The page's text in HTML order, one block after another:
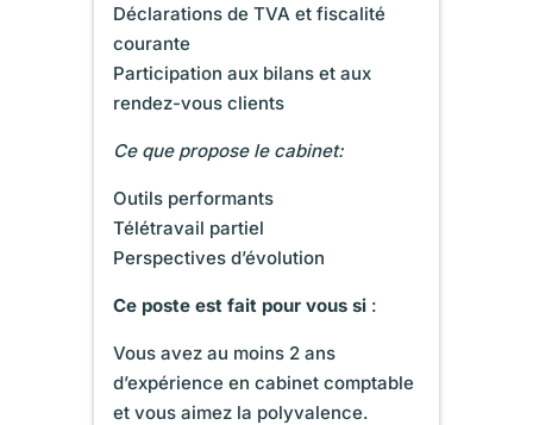
Déclarations de TVA et fiscalité
courante
Participation aux bilans et aux
rendez-vous clients
Ce que propose le cabinet:
Outils performants
Télétravail partiel
Perspectives d’évolution
Ce poste est fait pour vous si :
Vous avez au moins 2 ans
d’expérience en cabinet comptable
et vous aimez la polyvalence.